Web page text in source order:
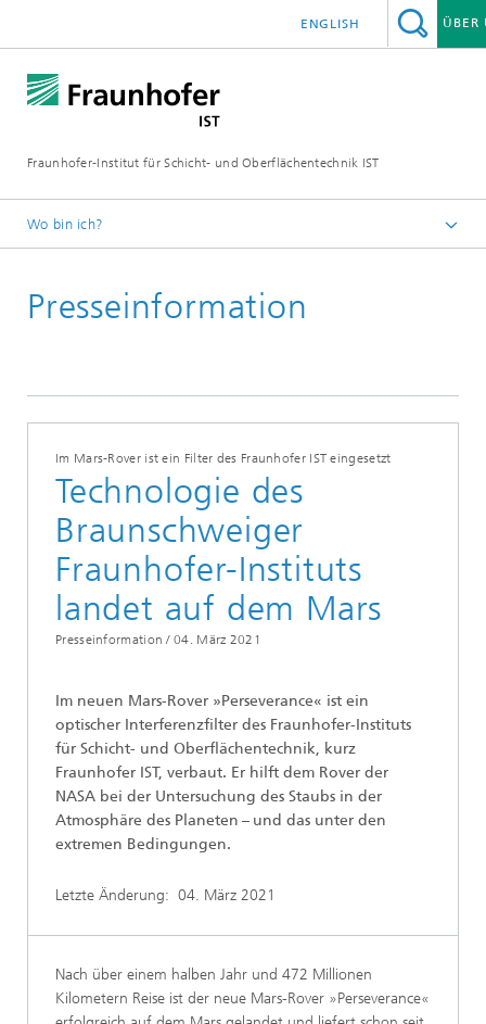
Fraunhofer-Institut für Schicht- und Oberflächentechnik IST
ENGLISH ÜBER
Raumfahrt«
Wo bin ich?
Presse | Publikationen
Presseinformation
Im Mars-Rover ist ein Filter des Fraunhofer IST eingesetzt
Technologie des
Braunschweiger
Fraunhofer-Instituts
landet auf dem Mars
Presseinformation / 04. März 2021
Im neuen Mars-Rover »Perseverance« ist ein
optischer Interferenzfilter des Fraunhofer-Instituts
für Schicht- und Oberflächentechnik, kurz
Fraunhofer IST, verbaut. Er hilft dem Rover der
NASA bei der Untersuchung des Staubs in der
Atmosphäre des Planeten – und das unter den
extremen Bedingungen.
Letzte Änderung: 04. März 2021
Nach über einem halben Jahr und 472 Millionen
Kilometern Reise ist der neue Mars-Rover »Perseverance«